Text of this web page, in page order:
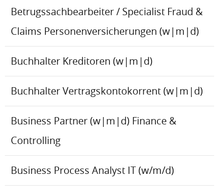
Betrugssachbearbeiter / Specialist Fraud &
Claims Personenversicherungen (w|m|d)
Buchhalter Kreditoren (w|m|d)
Buchhalter Vertragskontokorrent (w|m|d)
Business Partner (w|m|d) Finance &
Controlling
Business Process Analyst IT (w/m/d)